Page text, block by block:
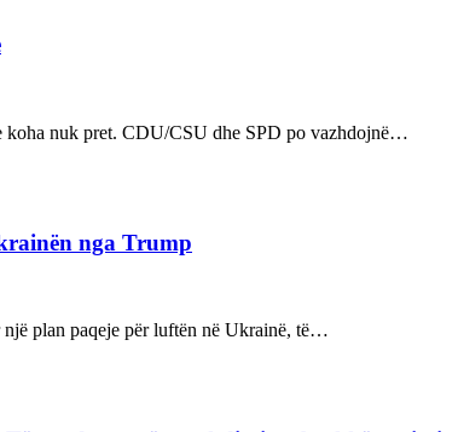
koha nuk pret. CDU/CSU dhe SPD po vazhdojnë…
nga Trump
një plan paqeje për luftën në Ukrainë, të…